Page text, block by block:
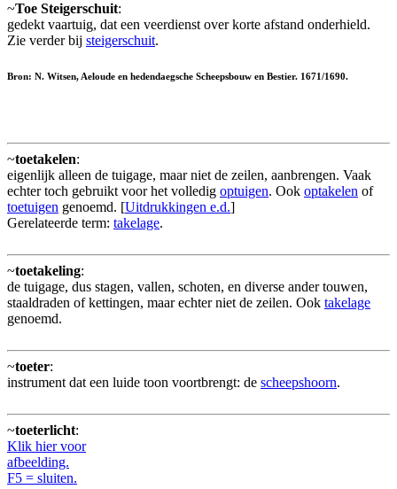
~Toe Steigerschuit:
gedekt vaartuig, dat een veerdienst over korte afstand onderhield.
Zie verder bij steigerschuit.
Bron: N. Witsen, Aeloude en hedendaegsche Scheepsbouw en Bestier. 1671/1690.
~toetakelen:
eigenlijk alleen de tuigage, maar niet de zeilen, aanbrengen. Vaak
echter toch gebruikt voor het volledig optuigen. Ook optakelen of
toetuigen genoemd. [Uitdrukkingen e.d.]
Gerelateerde term: takelage.
~toetakeling:
de tuigage, dus stagen, vallen, schoten, en diverse ander touwen,
staaldraden of kettingen, maar echter niet de zeilen. Ook takelage
genoemd.
~toeter:
instrument dat een luide toon voortbrengt: de scheepshoorn.
~toeterlicht:
Klik hier voor
afbeelding.
F5 = sluiten.